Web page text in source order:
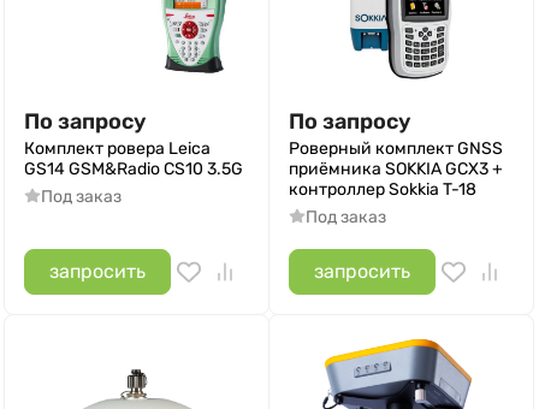
По запросу
Комплект ровера Leica
GS14 GSM&Radio CS10 3.5G
Под заказ
запросить
По запросу
Роверный комплект GNSS
приёмника SOKKIA GСX3 +
контроллер Sokkia T-18
Под заказ
запросить